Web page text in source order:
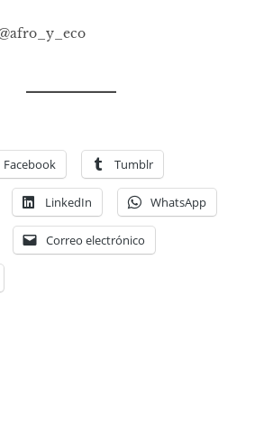
Facebook Tumblr
LinkedIn WhatsApp
Correo electrónico